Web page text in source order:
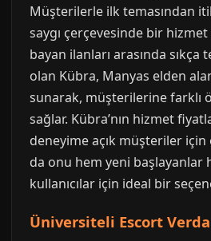
Müşterilerle ilk temasından
saygı çerçevesinde bir
bayan ilanları arasında
olan Kübra, Manyas elden
sunarak, müşterilerine farklı
sağlar. Kübra’nın hizmet
deneyime açık müşteriler
da onu hem yeni başlayanlar
kullanıcılar için ideal bir
Üniversiteli Escort Verda